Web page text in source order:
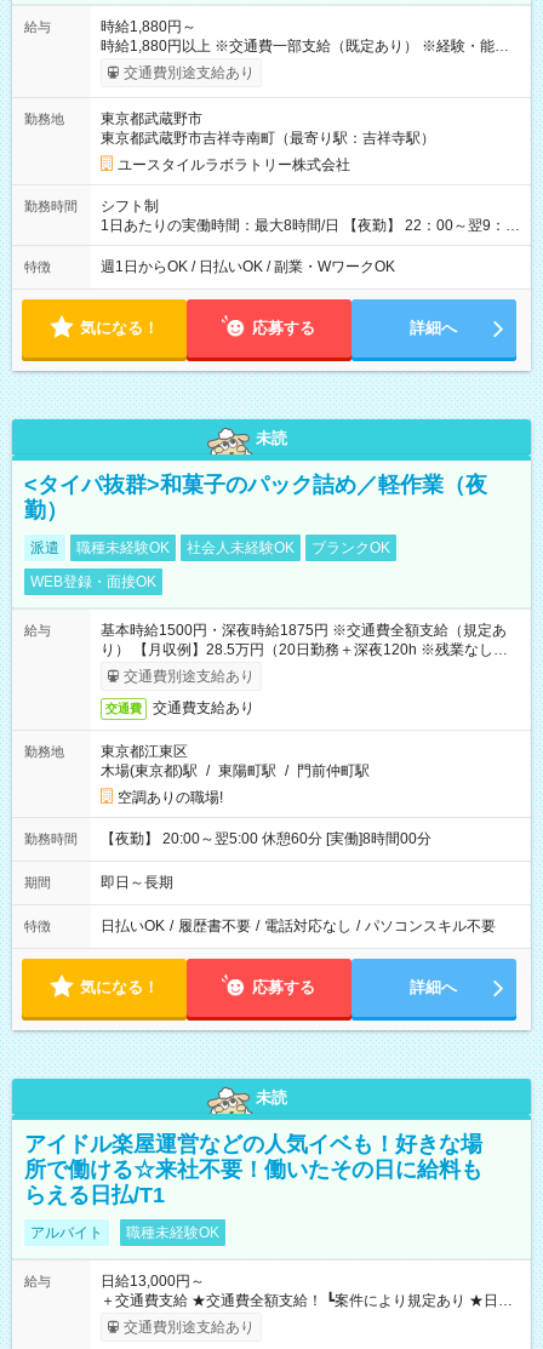
給与
時給1,880円～
時給1,880円以上 ※交通費一部支給（既定あり） ※経験・能力を
考慮して決定します 【収入例】 週1回勤務の場合：1,880円×8時
間×4回=6万0,160円 週3回勤務の場合：1,880円×8時間×12回
月 ※ 雇用形態と給与に、本採用時と異なる部分があります。 雇
用形態：本採用時と同じです。 給与：時給 1,660円以上
交通費別途支給あり
勤務地
東京都武蔵野市
東京都武蔵野市吉祥寺南町（最寄り駅：吉祥寺駅）
ユースタイルラボラトリー株式会社
勤務時間
シフト制
1日あたりの実働時間：最大8時間/日 【夜勤】 22：00～翌9：
00 ※週1日～OK ／ 夜勤専従 ＊＊ 勤務時間例 ＊＊ ■22時か
ら翌7時 ■23時から翌8時 ■24時から翌9時 など ※上記の時間
ます。 ※曜日固定（毎週同じ曜日での勤務となります）
特徴 週1日からOK / 日払いOK / 副業・WワークOK
気になる！ 応募する 詳細へ
未読
<タイパ抜群>和菓子のパック詰め／軽作業（夜
勤）
派遣 職種未経験OK 社会人未経験OK
ブランクOK
WEB登録・面接OK
給与
基本時給1500円・深夜時給1875円 ※交通費全額支給（規定あ
り） 【月収例】28.5万円（20日勤務＋深夜120h ※残業なしの場
合）交通費別途支給あり
交通費 交通費支給あり
勤務地
東京都江東区
木場(東京都)駅 / 東陽町駅 / 門前仲町駅
空調ありの職場!
勤務時間 【夜勤】 20:00～翌5:00 休憩60分 [実働]8時間00分
期間 即日～長期
特徴 日払いOK / 履歴書不要 / 電話対応なし / パソコンスキル不要
気になる！ 応募する 詳細へ
未読
アイドル楽屋運営などの人気イベも！好きな場
所で働ける☆来社不要！働いたその日に給料も
らえる日払/T1
アルバイト 職種未経験OK
給与
日給13,000円～
＋交通費支給 ★交通費全額支給！ ┗案件により規定あり ★日払
いOK！（規定あり） ┗働いたその日に現金GET♪ お仕事後はコ
ンビニATMから 日払い分を引き落とせます！ 【試用期間】試
交通費別途支給あり